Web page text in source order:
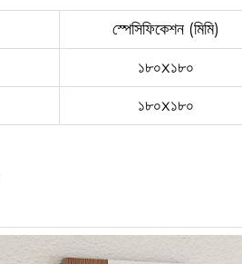
স্পেসিফিকেশন (মিমি)
১৮০x১৮০
১৮০x১৮০